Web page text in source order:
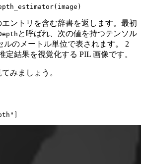
ントリを含む辞書を返します。最初
と呼ばれ、次の値を持つテンソル
ルのメートル単位で表されます。 2
定結果を視覚化する PIL 画像です。
みましょう。